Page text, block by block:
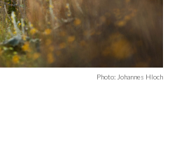
Photo: Johannes Hloch